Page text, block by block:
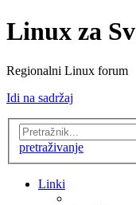
Linux za
Regionalni Linux forum
Idi na sadržaj
pretraživanje
Linki